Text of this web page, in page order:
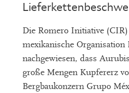
Die Romero Initiative
mexikanische Organisation
nachgewiesen, dass
große Mengen Kupfererz
Bergbaukonzern Grupo